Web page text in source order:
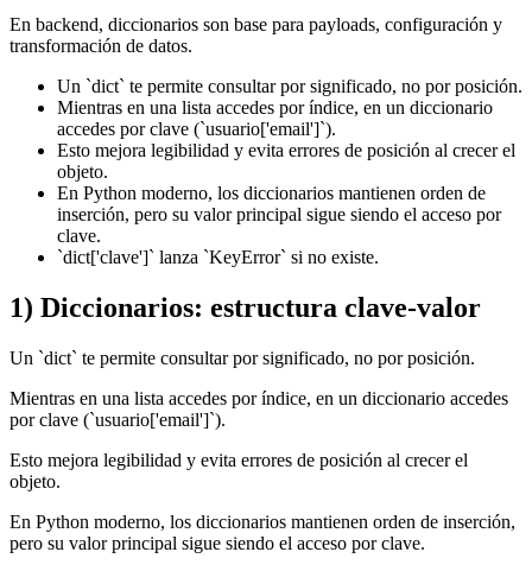
En backend, diccionarios son base para payloads, configuración y
transformación de datos.
Un `dict` te permite consultar por significado, no por posición.
Mientras en una lista accedes por índice, en un diccionario
accedes por clave (`usuario['email']`).
Esto mejora legibilidad y evita errores de posición al crecer el
objeto.
En Python moderno, los diccionarios mantienen orden de
inserción, pero su valor principal sigue siendo el acceso por
clave.
`dict['clave']` lanza `KeyError` si no existe.
1) Diccionarios: estructura clave-valor
Un `dict` te permite consultar por significado, no por posición.
Mientras en una lista accedes por índice, en un diccionario accedes
por clave (`usuario['email']`).
Esto mejora legibilidad y evita errores de posición al crecer el
objeto.
En Python moderno, los diccionarios mantienen orden de inserción,
pero su valor principal sigue siendo el acceso por clave.